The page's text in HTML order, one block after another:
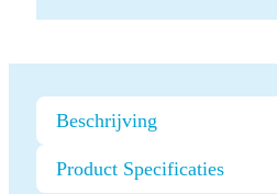
Beschrijving
Product Specificaties